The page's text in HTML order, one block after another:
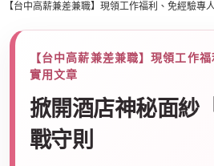
›
【台中高薪兼差兼職】現領工作福利、免經驗專
【台中高薪兼差兼職】現領工作
實用文章
掀開酒店神秘面紗
戰守則